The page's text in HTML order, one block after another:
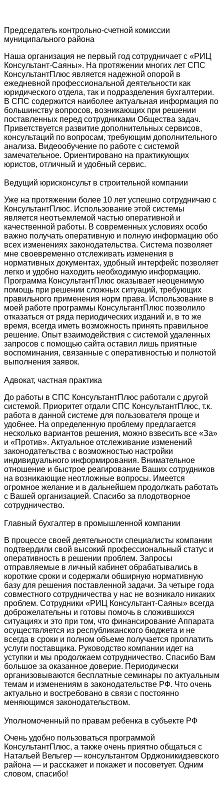
Председатель контрольно-счетной комиссии
муниципального района
Наша организация не первый год сотрудничает с «РИЦ
Консультант-Саяны». На протяжении многих лет СПС
КонсультантПлюс является надежной опорой в
ежедневной профессиональной деятельности как
юридического отдела, так и подразделения бухгалтерии.
В СПС содержится наиболее актуальная информация по
большинству вопросов, возникающих при решении
поставленных перед сотрудниками Общества задач.
Приветствуется развитие дополнительных сервисов,
консультаций по вопросам, требующим дополнительного
анализа. Видеообучение по работе с системой
замечательное. Ориентировано на практикующих
юристов, отличный и удобный сервис.
Ведущий юрисконсульт в строительной компании
Уже на протяжении более 10 лет успешно сотрудничаю с
КонсультантПлюс. Использование этой системы
является неотъемлемой частью оперативной и
качественной работы. В современных условиях особо
важно получать оперативную и полную информацию обо
всех изменениях законодательства. Система позволяет
мне своевременно отслеживать изменения в
нормативных документах, удобный интерфейс позволяет
легко и удобно находить необходимую информацию.
Программа КонсультантПлюс оказывает неоценимую
помощь при решении сложных ситуаций, требующих
правильного применения норм права. Использование в
моей работе программы КонсультантПлюс позволило
отказаться от ряда периодических изданий и, в то же
время, всегда иметь возможность принять правильное
решение. Опыт взаимодействия с системой удаленных
запросов с помощью сайта оставил лишь приятные
воспоминания, связанные с оперативностью и полнотой
выполнения заявок.
Адвокат, частная практика
До работы в СПС КонсультантПлюс работали с другой
системой. Приоритет отдали СПС КонсультантПлюс, т.к.
работа в данной системе для пользователя проще и
удобнее. На определенную проблему предлагается
несколько вариантов решения, можно взвесить все «За»
и «Против». Актуальное отслеживание изменений
законодательства с возможностью настройки
индивидуального информирования. Внимательное
отношение и быстрое реагирование Ваших сотрудников
на возникающие неотложные вопросы. Имеется
огромное желание и в дальнейшем продолжать работать
с Вашей организацией. Спасибо за плодотворное
сотрудничество.
Главный бухгалтер в промышленной компании
В процессе своей деятельности специалисты компании
подтвердили свой высокий профессиональный статус и
оперативность в решении проблем. Запросы
отправляемые в личный кабинет обрабатывались в
короткие сроки и содержали обширную нормативную
базу для решения поставленной задачи. За четыре года
совместного сотрудничества у нас не возникало никаких
проблем. Сотрудники «РИЦ Консультант-Саяны» всегда
доброжелательны и готовы помочь в сложившихся
ситуациях и это при том, что финансирование Аппарата
осуществляется из республиканского бюджета и не
всегда в сроки и полном объеме получается проплатить
услуги поставщика. Руководство компании идет на
уступки и мы продолжаем сотрудничество. Спасибо Вам
большое за оказанное доверие. Периодически
организовываются бесплатные семинары по актуальным
темам и изменениям в законодательстве РФ. Что очень
актуально и востребовано в связи с постоянно
меняющимся законодательством.
Уполномоченный по правам ребенка в субъекте РФ
Очень удобно пользоваться программой
КонсультантПлюс, а также очень приятно общаться с
Натальей Вельгер — консультантом Орджоникидзевского
района — и расскажет и покажет и посоветует. Одним
словом, спасибо!